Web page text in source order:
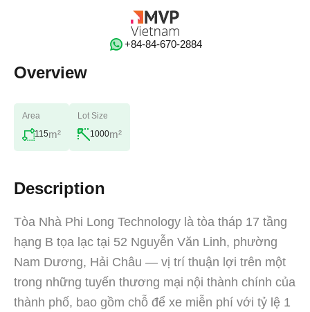
‭+84-84-670-2884‬
Overview
Area
115m²
Lot Size
1000m²
Description
Tòa Nhà Phi Long Technology là tòa tháp 17 tầng
hạng B tọa lạc tại 52 Nguyễn Văn Linh, phường
Nam Dương, Hải Châu — vị trí thuận lợi trên một
trong những tuyến thương mại nội thành chính của
thành phố, bao gồm chỗ để xe miễn phí với tỷ lệ 1